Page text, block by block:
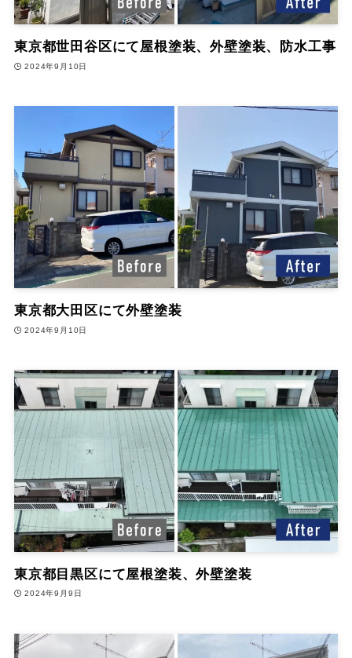
東京都世田谷区にて屋根塗装、外壁塗装、防水工事
2024年9月10日
東京都大田区にて外壁塗装
2024年9月10日
東京都目黒区にて屋根塗装、外壁塗装
2024年9月9日